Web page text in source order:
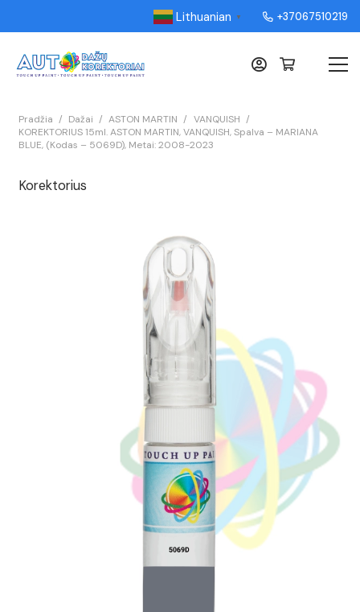
Lithuanian ▼ +37067510219
Pradžia / Dažai / ASTON MARTIN / VANQUISH /
KOREKTORIUS 15ml. ASTON MARTIN, VANQUISH, Spalva – MARIANA
BLUE, (Kodas – 5069D), Metai: 2008-2023
Korektorius